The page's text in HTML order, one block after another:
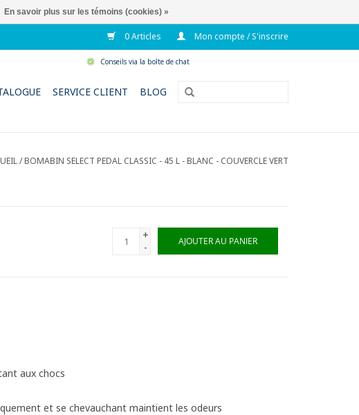
0 Articles Mon compte / S'inscrire
Conseils via la boîte de chat
SERVICE CLIENT BLOG
/BOMABIN SELECT PEDAL CLASSIC - 45 L - BLANC - COUVERCLE VERT
+
-
AJOUTER AU PANIER
aux chocs
et se chevauchant maintient les odeurs
En savoir plus sur les témoins (cookies) »